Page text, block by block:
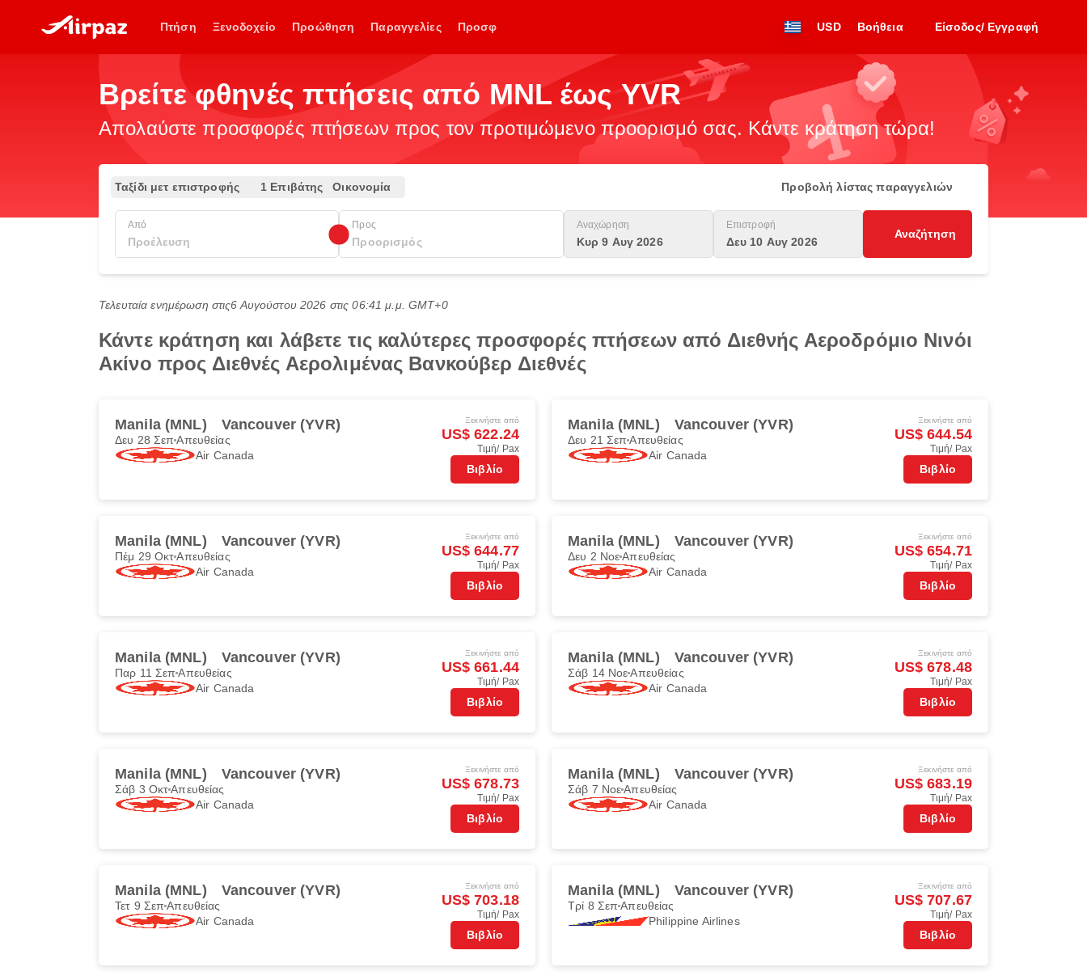
Πτήση Ξενοδοχείο Προώθηση Παραγγελίες Προσφ USD Βοήθεια Είσοδος/ Εγγραφή
Βρείτε φθηνές πτήσεις από MNL έως YVR
Απολαύστε προσφορές πτήσεων προς τον προτιμώμενο προορισμό σας. Κάντε κράτηση τώρα!
Ταξίδι μετ επιστροφής 1 Επιβάτης Οικονομία Προβολή λίστας παραγγελιών
Από Προς Αναχώρηση
Κυρ 9 Αυγ 2026
Επιστροφή
Δευ 10 Αυγ 2026
Αναζήτηση
Τελευταία ενημέρωση στις6 Αυγούστου 2026 στις 06:41 μ.μ. GMT+0
Κάντε κράτηση και λάβετε τις καλύτερες προσφορές πτήσεων από Διεθνής Αεροδρόμιο Νινόι
Ακίνο προς Διεθνές Αερολιμένας Βανκούβερ Διεθνές
Manila (MNL) Vancouver (YVR)
Δευ 28 ΣεπΑπευθείας
Air Canada
Ξεκινήστε από
US$ 622.24
Τιμή/ Pax
Βιβλίο
Manila (MNL) Vancouver (YVR)
Δευ 21 ΣεπΑπευθείας
Air Canada
Ξεκινήστε από
US$ 644.54
Τιμή/ Pax
Βιβλίο
Manila (MNL) Vancouver (YVR)
Πέμ 29 ΟκτΑπευθείας
Air Canada
Ξεκινήστε από
US$ 644.77
Τιμή/ Pax
Βιβλίο
Manila (MNL) Vancouver (YVR)
Δευ 2 ΝοεΑπευθείας
Air Canada
Ξεκινήστε από
US$ 654.71
Τιμή/ Pax
Βιβλίο
Manila (MNL) Vancouver (YVR)
Παρ 11 ΣεπΑπευθείας
Air Canada
Ξεκινήστε από
US$ 661.44
Τιμή/ Pax
Βιβλίο
Manila (MNL) Vancouver (YVR)
Σάβ 14 ΝοεΑπευθείας
Air Canada
Ξεκινήστε από
US$ 678.48
Τιμή/ Pax
Βιβλίο
Manila (MNL) Vancouver (YVR)
Σάβ 3 ΟκτΑπευθείας
Air Canada
Ξεκινήστε από
US$ 678.73
Τιμή/ Pax
Βιβλίο
Manila (MNL) Vancouver (YVR)
Σάβ 7 ΝοεΑπευθείας
Air Canada
Ξεκινήστε από
US$ 683.19
Τιμή/ Pax
Βιβλίο
Manila (MNL) Vancouver (YVR)
Τετ 9 ΣεπΑπευθείας
Air Canada
Ξεκινήστε από
US$ 703.18
Τιμή/ Pax
Βιβλίο
Manila (MNL) Vancouver (YVR)
Τρί 8 ΣεπΑπευθείας
Philippine Airlines
Ξεκινήστε από
US$ 707.67
Τιμή/ Pax
Βιβλίο